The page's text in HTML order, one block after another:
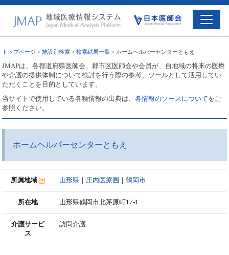
トップページ >施設別検索 >検索結果一覧 > ホームヘルパーセンターともえ
JMAPは、各都道府県医師会、郡市区医師会や会員が、自地域の将来の医療
や介護の提供体制について検討を行う際の参考、ツールとして活用してい
ただくことを目的としています。
当サイトで使用している各種情報の出典は、各情報のソースについてをご
参照ください。
ホームヘルパーセンターともえ
所属地域 山形県 ｜ 庄内医療圏 ｜鶴岡市
所在地 山形県鶴岡市北茅原町17-1
介護サービ
ス
訪問介護